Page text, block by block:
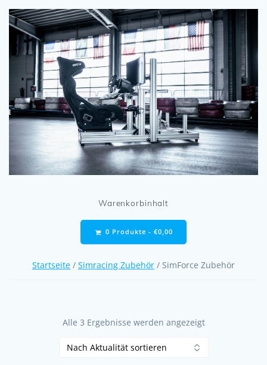
Warenkorbinhalt
0 Produkte - €0,00
Startseite / Simracing Zubehör / SimForce Zubehör
Alle 3 Ergebnisse werden angezeigtNach